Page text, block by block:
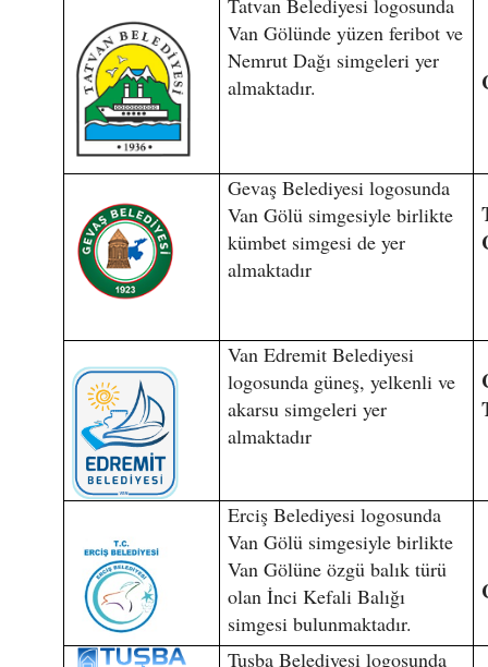
Tatvan Belediyesi logosunda
Van Gölünde yüzen feribot ve
Nemrut Dağı simgeleri yer
almaktadır.
Gevaş Belediyesi logosunda
Van Gölü simgesiyle birlikte
kümbet simgesi de yer
almaktadır
Van Edremit Belediyesi
logosunda güneş, yelkenli ve
akarsu simgeleri yer
almaktadır
Erciş Belediyesi logosunda
Van Gölü simgesiyle birlikte
Van Gölüne özgü balık türü
olan İnci Kefali Balığı
simgesi bulunmaktadır.
Tuşba Belediyesi logosunda